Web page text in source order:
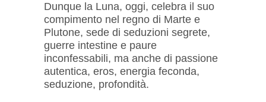
Dunque la Luna, oggi, celebra il suo
compimento nel regno di Marte e
Plutone, sede di seduzioni segrete,
guerre intestine e paure
inconfessabili, ma anche di passione
autentica, eros, energia feconda,
seduzione, profondità.